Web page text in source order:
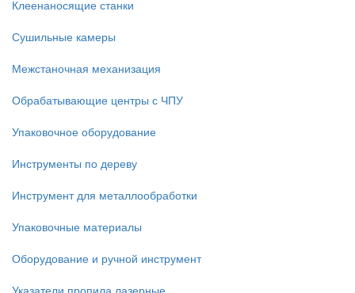
Клеенаносящие станки
Сушильные камеры
Межстаночная механизация
Обрабатывающие центры с ЧПУ
Упаковочное оборудование
Инструменты по дереву
Инструмент для металлообработки
Упаковочные материалы
Оборудование и ручной инструмент
Указатели пропила лазерные